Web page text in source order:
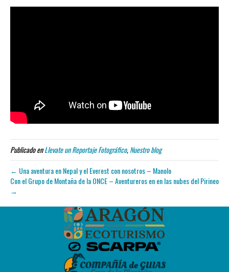
Publicado enLlevate un Reportaje Fotográfico,Nuestro blog
← Una aventura en Nepal y el Everest con nosotros – Manolo
Con el Grupo de Montaña de la ONCE – Aventureros en en las nubes del Pirineo
→